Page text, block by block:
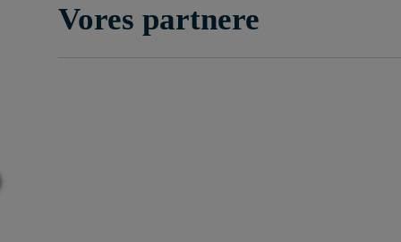
Vores partnere